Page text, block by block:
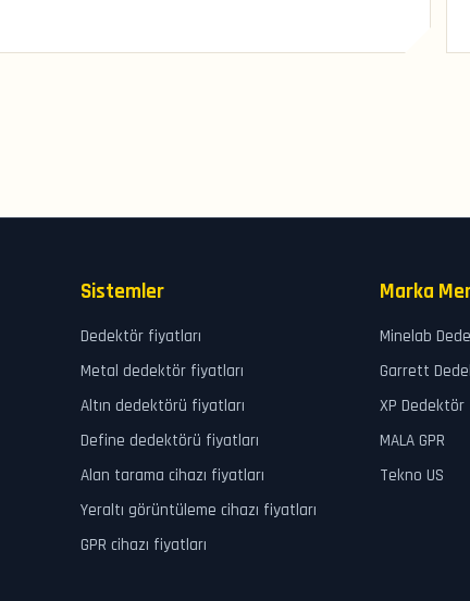
Sistemler
Dedektör fiyatları
Metal dedektör fiyatları
Altın dedektörü fiyatları
Define dedektörü fiyatları
Alan tarama cihazı fiyatları
Yeraltı görüntüleme cihazı fiyatları
GPR cihazı fiyatları
Marka
Minelab
Garrett
XP Dedektör
MALA GPR
Tekno US